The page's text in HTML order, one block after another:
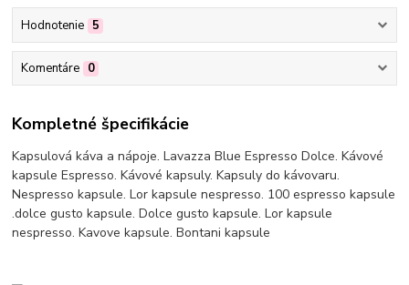
Hodnotenie 5
Komentáre 0
Kompletné špecifikácie
Kapsulová káva a nápoje. Lavazza Blue Espresso Dolce. Kávové
kapsule Espresso. Kávové kapsuly. Kapsuly do kávovaru.
Nespresso kapsule. Lor kapsule nespresso. 100 espresso kapsule
.dolce gusto kapsule. Dolce gusto kapsule. Lor kapsule
nespresso. Kavove kapsule. Bontani kapsule